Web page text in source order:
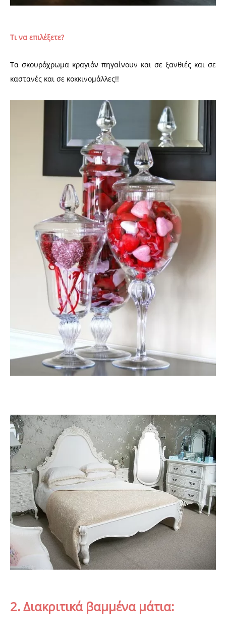
Τι να επιλέξετε?
Τα σκουρόχρωμα κραγιόν πηγαίνουν και σε ξανθιές και σε
καστανές και σε κοκκινομάλλες!!
2. Διακριτικά βαμμένα μάτια: